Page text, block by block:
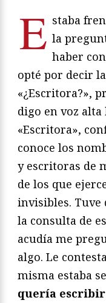
E staba
la
haber
opté por decir
«¿Escritora?»,
digo en voz alta
«Escritora»,
conoce los
y escritoras de
de los que
invisibles. Tuve
la consulta de
acudía me
algo. Le
misma estaba
quería